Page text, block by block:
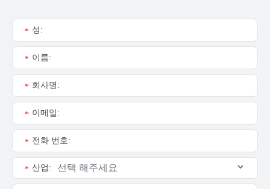
성:
*
이름:
*
회사명:
*
이메일:
*
전화 번호:
*
산업:
*